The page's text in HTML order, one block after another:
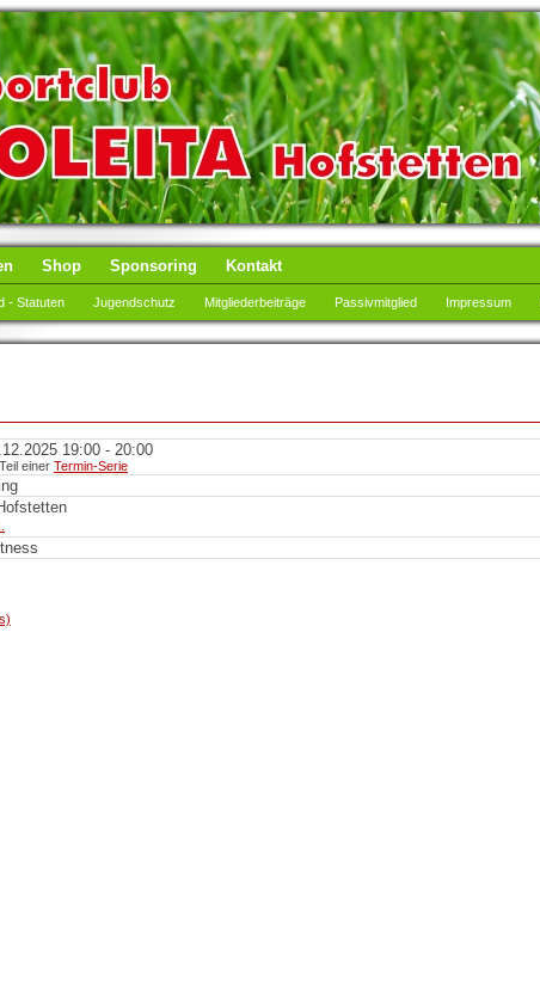
Shop Sponsoring Kontakt
- Statuten Jugendschutz Mitgliederbeiträge Passivmitglied Impressum
19:00 - 20:00
einer Termin-Serie